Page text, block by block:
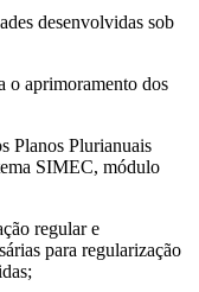
desenvolvidas sob
o aprimoramento dos
Planos Plurianuais
SIMEC, módulo
regular e
para regularização